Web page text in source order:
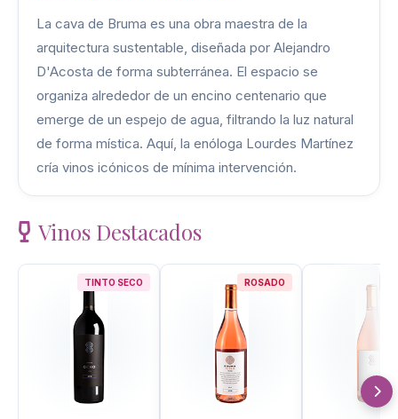
La cava de Bruma es una obra maestra de la
arquitectura sustentable, diseñada por Alejandro
D'Acosta de forma subterránea. El espacio se
organiza alrededor de un encino centenario que
emerge de un espejo de agua, filtrando la luz natural
de forma mística. Aquí, la enóloga Lourdes Martínez
cría vinos icónicos de mínima intervención.
Vinos Destacados
TINTO SECO ROSADO